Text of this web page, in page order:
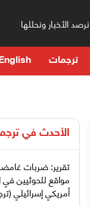
نرصد الأخبار ونحللها
ترجمات
الأحدث في
تقرير: ضربات
مواقع للحوثيين
أمريكي إسرائيلي